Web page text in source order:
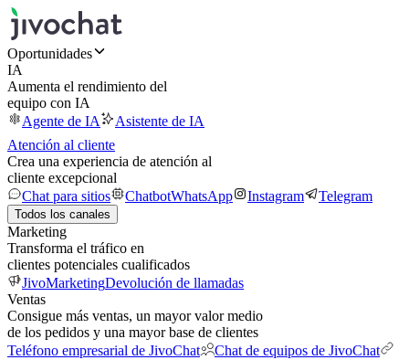
Oportunidades
IA
Aumenta el rendimiento del
equipo con IA
Agente de IA
Asistente de IA
Atención al cliente
Crea una experiencia de atención al
cliente excepcional
Chat para sitios
ChatbotWhatsApp Instagram Telegram
Todos los canales
Marketing
Transforma el tráfico en
clientes potenciales cualificados
JivoMarketingDevolución de llamadas
Ventas
Consigue más ventas, un mayor valor medio
de los pedidos y una mayor base de clientes
Teléfono empresarial de JivoChat
Chat de equipos de JivoChat